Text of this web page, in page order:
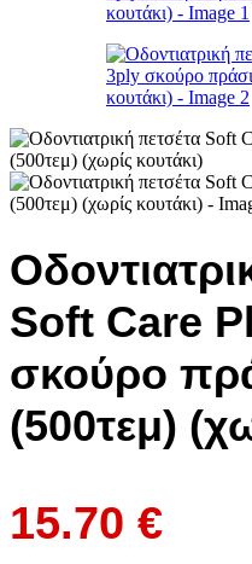
Soft Care
σκούρο
(500τεμ)
15.70 €